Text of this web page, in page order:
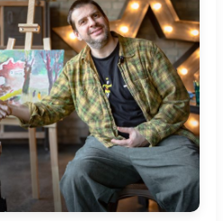
Любимыми
про
маму-
своих
— настоящая
Вика всегда